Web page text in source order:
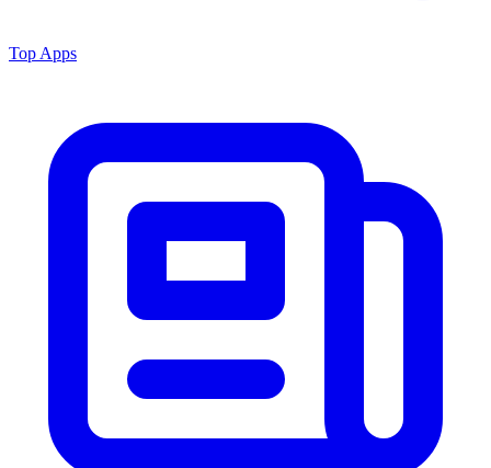
Top Apps